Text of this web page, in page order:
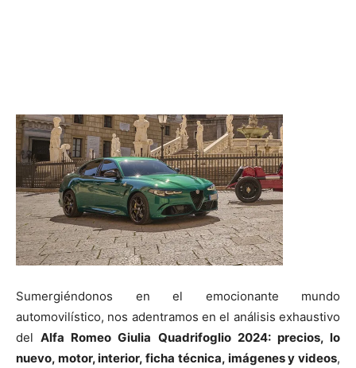
Sumergiéndonos en el emocionante mundo
automovilístico, nos adentramos en el análisis exhaustivo
delAlfa Romeo Giulia Quadrifoglio 2024: precios, lo
nuevo, motor, interior, ficha técnica, imágenes y videos,